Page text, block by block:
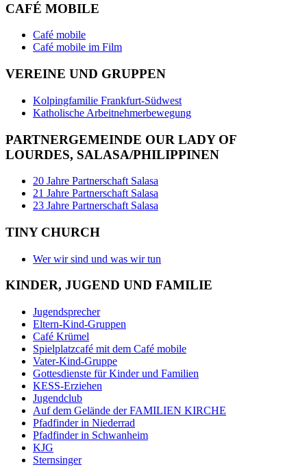
CAFÉ MOBILE
Café mobile
Café mobile im Film
VEREINE UND GRUPPEN
Kolpingfamilie Frankfurt-Südwest
Katholische Arbeitnehmerbewegung
PARTNERGEMEINDE OUR LADY OF
LOURDES, SALASA/PHILIPPINEN
20 Jahre Partnerschaft Salasa
21 Jahre Partnerschaft Salasa
23 Jahre Partnerschaft Salasa
TINY CHURCH
Wer wir sind und was wir tun
KINDER, JUGEND UND FAMILIE
Jugendsprecher
Eltern-Kind-Gruppen
Café Krümel
Spielplatzcafé mit dem Café mobile
Vater-Kind-Gruppe
Gottesdienste für Kinder und Familien
KESS-Erziehen
Jugendclub
Auf dem Gelände der FAMILIEN KIRCHE
Pfadfinder in Niederrad
Pfadfinder in Schwanheim
KJG
Sternsinger